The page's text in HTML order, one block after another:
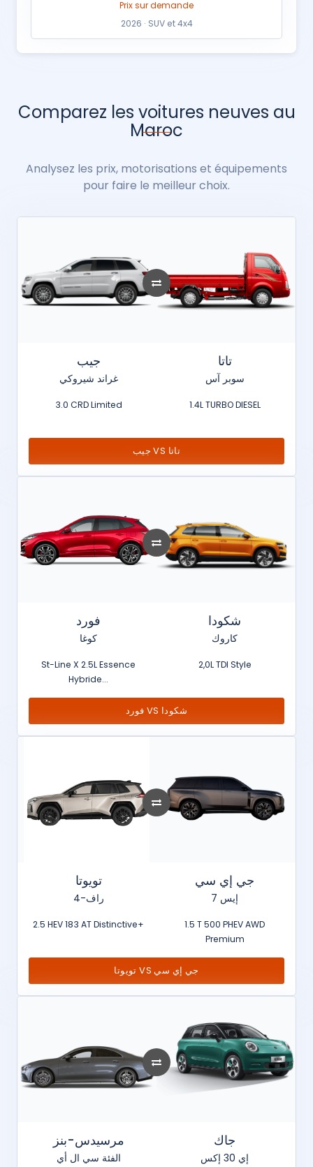
Prix sur demande
2026 · SUV et 4x4
Comparez les voitures neuves au
Maroc
Analysez les prix, motorisations et équipements
pour faire le meilleur choix.
جيب
غراند شيروكي
3.0 CRD Limited
تاتا
سوبر آس
1.4L TURBO DIESEL
جيب VS تاتا
فورد
كوغا
St-Line X 2.5L Essence
Hybride...
شكودا
كاروك
2,0L TDI Style
فورد VS شكودا
تويوتا
راف-4
2.5 HEV 183 AT Distinctive+
جي إي سي
إيس 7
1.5 T 500 PHEV AWD
Premium
تويوتا VS جي إي سي
مرسيدس-بنز
الفئة سي ال أي
جاك
إي 30 إكس